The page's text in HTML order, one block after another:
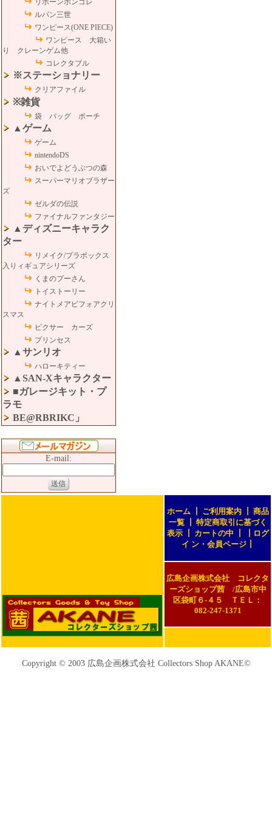
リボーンボンゴレ
ルパン三世
ワンピース(ONE PIECE)
ワンピース 大箱い
り クレーンゲム他
コレクタブル
※ステーショナリー
クリアファイル
※雑貨
袋 バッグ ポーチ
▲ゲーム
ゲーム
nintendoDS
おいでよどうぶつの森
スーパーマリオブラザー
ズ
ゼルダの伝説
ファイナルファンタジー
▲ディズニーキャラク
ター
リメイク/プラボックス
入りィギュアシリーズ
くまのプーさん
トイストーリー
ナイトメアビフォアクリ
スマス
ピクサー カーズ
プリンセス
▲サンリオ
ハローキティー
▲SAN-Xキャラクター
■ガレージキット・プ
ラモ
BE@RBRIKC」
E-mail:
ホーム┃ ご利用案内┃ 商品
一覧┃ 特定商取引に基づく
表示┃ カートの中
ログ
イ ン・会員ページ┃
広島企画株式会社 コレクタ
ーズショップ茜 /広島市中
区袋町６-４５ ＴＥＬ：
082-247-1371
Copyright © 2003 広島企画株式会社 Collectors Shop AKANE©